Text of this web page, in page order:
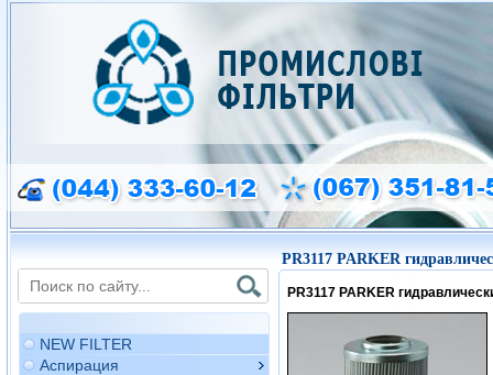
NEW FILTER
Аспирация
PR3117 PARKER
PR3117 PARKER